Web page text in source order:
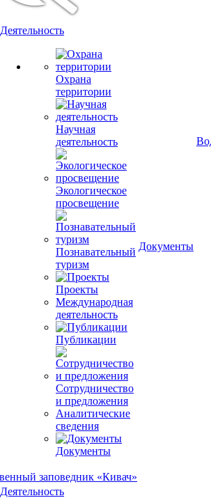
Деятельность
Охрана
территории
Научная
деятельность
Экологическое
просвещение
Познавательный
туризм
Проекты
Международная
деятельность
Публикации
Сотрудничество
и предложения
Аналитические
сведения
Документы
Документы
Деятельность